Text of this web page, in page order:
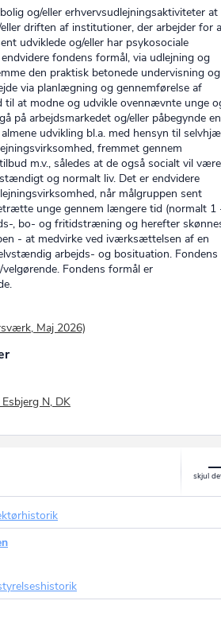
og/eller erhvervsudlejningsaktiviteter at
driften af institutioner, der arbejder for
udviklede og/eller har psykosociale
fondens formål, via udlejning og
den praktisk betonede undervisning og
via planlægning og gennemførelse af
til at modne og udvikle ovennævnte unge
på arbejdsmarkedet og/eller påbegynde en
udvikling bl.a. med hensyn til
fremmet gennem
m.v., således at de også socialt vil
og normalt liv. Det er endvidere
når målgruppen sent
unge gennem længere tid (normalt 1
, bo- og fritidstræning og herefter
- at medvirke ved iværksættelsen af en
arbejds- og bosituation. Fondens
Fondens formål er
Maj 2026)
N, DK
GAMLE MEJERI
Esbjerg N, DK
N
N, DK